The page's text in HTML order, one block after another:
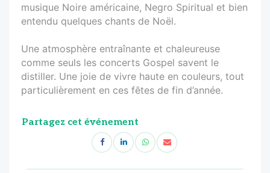
musique Noire américaine, Negro Spiritual et bien
entendu quelques chants de Noël.
Une atmosphère entraînante et chaleureuse
comme seuls les concerts Gospel savent le
distiller. Une joie de vivre haute en couleurs, tout
particulièrement en ces fêtes de fin d’année.
Partagez cet événement